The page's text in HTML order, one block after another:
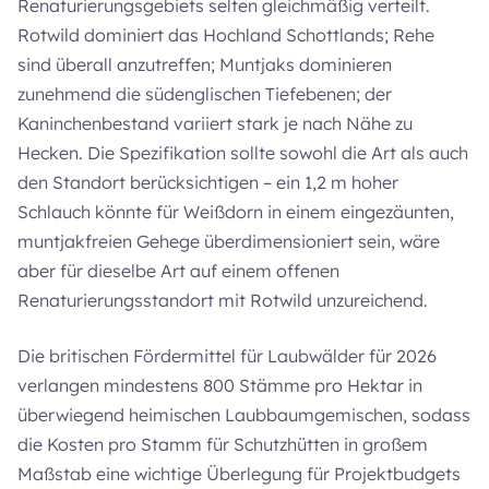
Renaturierungsgebiets selten gleichmäßig verteilt.
Rotwild dominiert das Hochland Schottlands; Rehe
sind überall anzutreffen; Muntjaks dominieren
zunehmend die südenglischen Tiefebenen; der
Kaninchenbestand variiert stark je nach Nähe zu
Hecken. Die Spezifikation sollte sowohl die Art als auch
den Standort berücksichtigen – ein 1,2 m hoher
Schlauch könnte für Weißdorn in einem eingezäunten,
muntjakfreien Gehege überdimensioniert sein, wäre
aber für dieselbe Art auf einem offenen
Renaturierungsstandort mit Rotwild unzureichend.
Die britischen Fördermittel für Laubwälder für 2026
verlangen mindestens 800 Stämme pro Hektar in
überwiegend heimischen Laubbaumgemischen, sodass
die Kosten pro Stamm für Schutzhütten in großem
Maßstab eine wichtige Überlegung für Projektbudgets